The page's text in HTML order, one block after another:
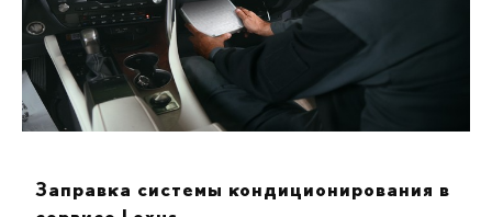
Заправка системы кондиционирования в